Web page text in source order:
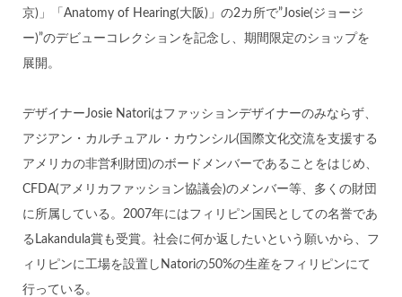
京)」「Anatomy of Hearing(大阪)」の2カ所で”Josie(ジョージ
ー)”のデビューコレクションを記念し、期間限定のショップを
展開。
デザイナーJosie Natoriはファッションデザイナーのみならず、
アジアン・カルチュアル・カウンシル(国際文化交流を支援する
アメリカの非営利財団)のボードメンバーであることをはじめ、
CFDA(アメリカファッション協議会)のメンバー等、多くの財団
に所属している。2007年にはフィリピン国民としての名誉であ
るLakandula賞も受賞。社会に何か返したいという願いから、フ
ィリピンに工場を設置しNatoriの50%の生産をフィリピンにて
行っている。